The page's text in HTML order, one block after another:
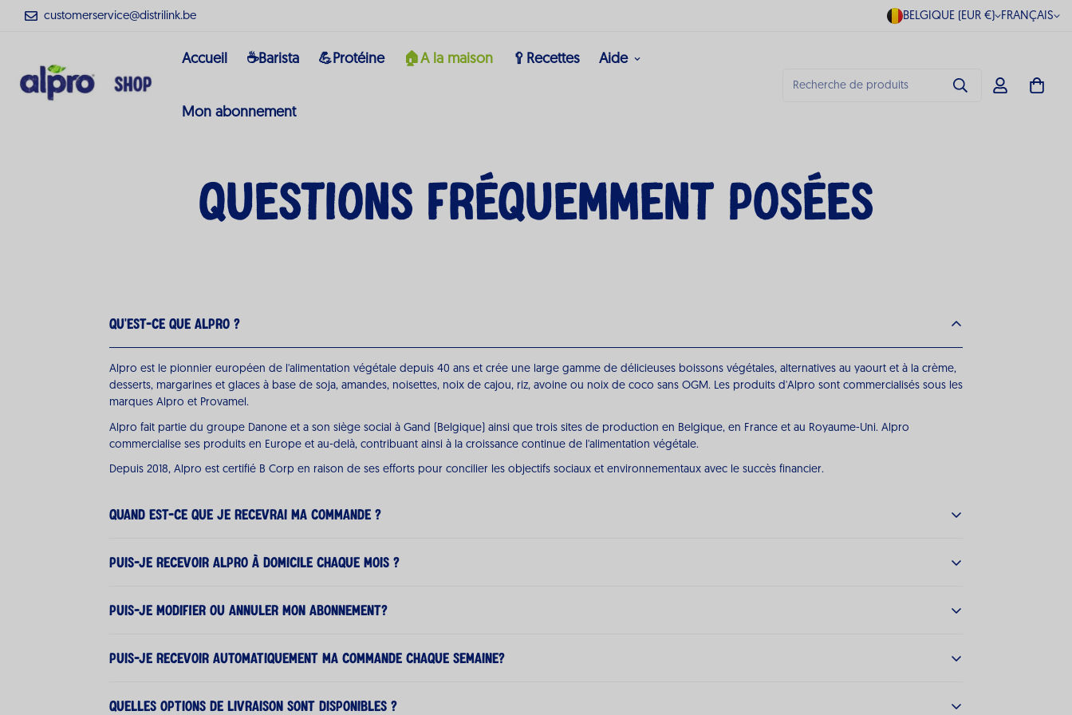
customerservice@distrilink.be BELGIQUE (EUR €) FRANÇAIS
Accueil ☕Barista 💪Protéine 🏠A la maison 🥄Recettes Aide
Mon abonnement
Recherche de produits
Questions Fréquemment Posées
Qu'est-ce que Alpro ?
Alpro est le pionnier européen de l'alimentation végétale depuis 40 ans et crée une large gamme de délicieuses boissons végétales, alternatives au yaourt et à la crème,
desserts, margarines et glaces à base de soja, amandes, noisettes, noix de cajou, riz, avoine ou noix de coco sans OGM. Les produits d'Alpro sont commercialisés sous les
marques Alpro et Provamel.
Alpro fait partie du groupe Danone et a son siège social à Gand (Belgique) ainsi que trois sites de production en Belgique, en France et au Royaume-Uni. Alpro
commercialise ses produits en Europe et au-delà, contribuant ainsi à la croissance continue de l'alimentation végétale.
Depuis 2018, Alpro est certifié B Corp en raison de ses efforts pour concilier les objectifs sociaux et environnementaux avec le succès financier.
Quand est-ce que je recevrai ma commande ?
Les commandes passées avant 20h00 (GMT+1) sont livrées selon les directives ci-dessous :
Professionnel (livraison par palette) :dans un délai de 2 jours ouvrables
Puis-je recevoir Alpro à domicile chaque mois ?
Bien sûr! Sur les pages produits, vous avez également la possibilité de souscrire à un abonnement, afin que vos produits soient livrés chaque mois.
Puis-je modifier ou annuler mon abonnement?
Cela est possible via ce lien. Vous l'avez également reçu par e-mail une fois que vous avez souscrit à un abonnement.
Puis-je recevoir automatiquement ma commande chaque semaine?
Pour le moment, il est uniquement possible de souscrire à un abonnement mensuel.
Quelles options de livraison sont disponibles ?